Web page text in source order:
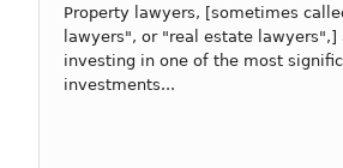
Property lawyers, [sometimes
lawyers", or "real estate
investing in one of the most
investments...